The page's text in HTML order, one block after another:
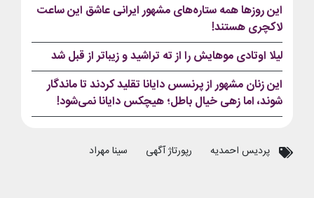
این روزها همه ستاره‌های مشهور ایرانی عاشق این ساعت
لاکچری هستند!
لیلا اوتادی موهایش را از ته تراشید و زیباتر از قبل شد
این زنان مشهور از پرنسس دایانا تقلید کردند تا ماندگار
شوند، اما زهی خیال باطل؛ هیچکس دایانا نمی‌شود!
پردیس احمدیه رپورتاژ آگهی سینا مهراد